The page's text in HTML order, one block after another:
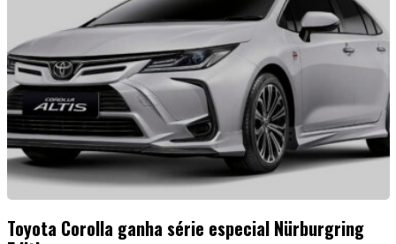
Toyota Corolla ganha série especial Nürburgring